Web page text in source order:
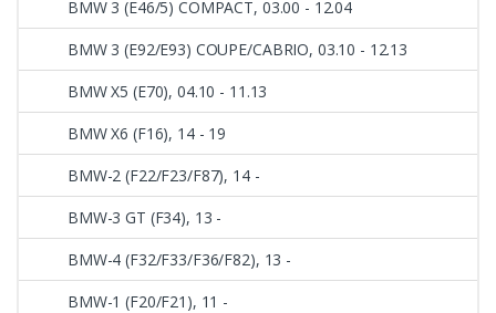
BMW 3 (E46/5) COMPACT, 03.00 - 12.04
BMW 3 (E92/E93) COUPE/CABRIO, 03.10 - 12.13
BMW X5 (E70), 04.10 - 11.13
BMW X6 (F16), 14 - 19
BMW-2 (F22/F23/F87), 14 -
BMW-3 GT (F34), 13 -
BMW-4 (F32/F33/F36/F82), 13 -
BMW-1 (F20/F21), 11 -